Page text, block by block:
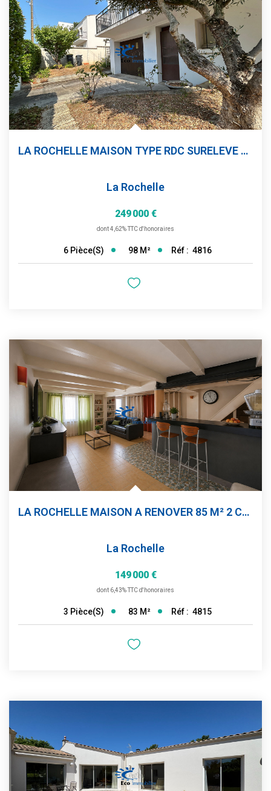
LA ROCHELLE MAISON TYPE RDC SURELEVE 98 M² 4 CHAMBRES+...
La Rochelle
249 000 €
dont 4,62% TTC d'honoraires
6 Pièce(s) 98 M² Réf : 4816
LA ROCHELLE MAISON A RENOVER 85 M² 2 CHAMBRES
La Rochelle
149 000 €
dont 6,43% TTC d'honoraires
3 Pièce(s) 83 M² Réf : 4815